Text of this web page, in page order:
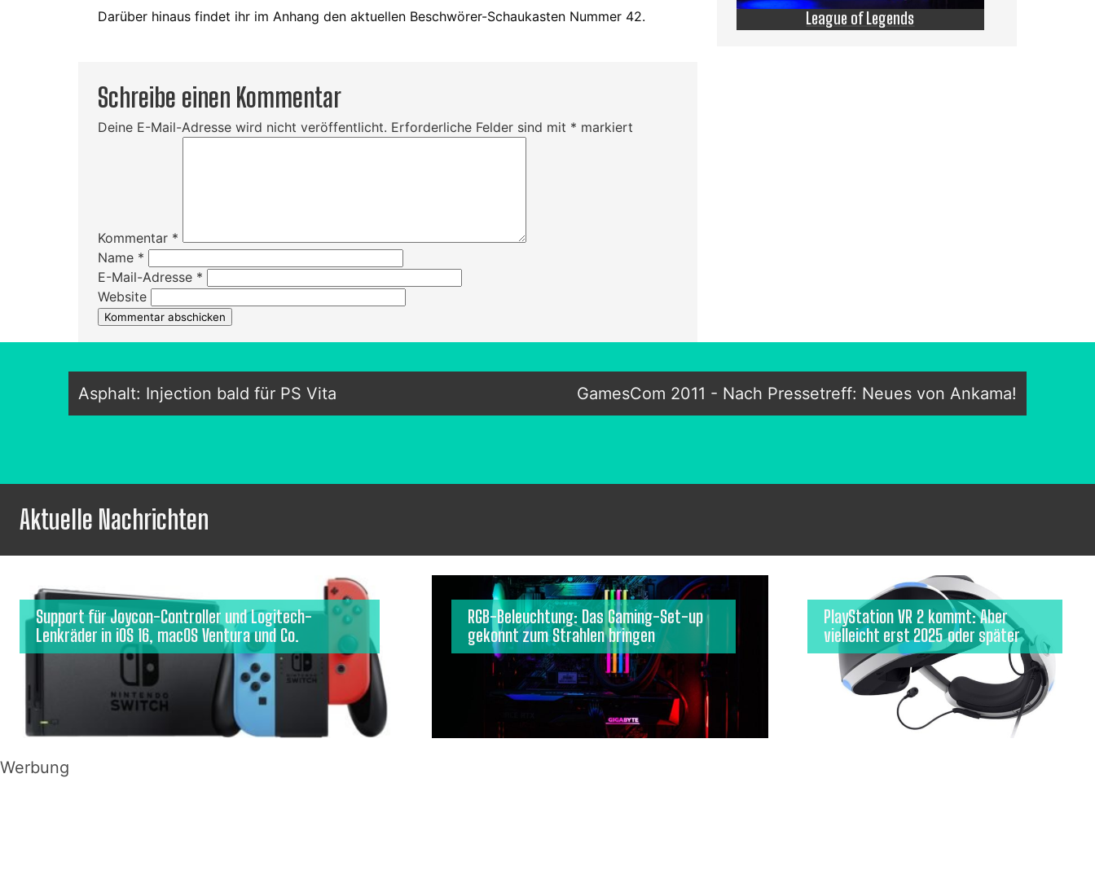
Darüber hinaus findet ihr im Anhang den aktuellen Beschwörer-Schaukasten Nummer 42.
Schreibe einen Kommentar
Deine E-Mail-Adresse wird nicht veröffentlicht. Erforderliche Felder sind mit * markiert
Kommentar *
Name *
E-Mail-Adresse *
Website
League of Legends
Asphalt: Injection bald für PS Vita GamesCom 2011 - Nach Pressetreff: Neues von Ankama!
Aktuelle Nachrichten
Support für Joycon-Controller und Logitech-
Lenkräder in iOS 16, macOS Ventura und Co.
RGB-Beleuchtung: Das Gaming-Set-up
gekonnt zum Strahlen bringen
PlayStation VR 2 kommt: Aber
vielleicht erst 2025 oder später
Werbung